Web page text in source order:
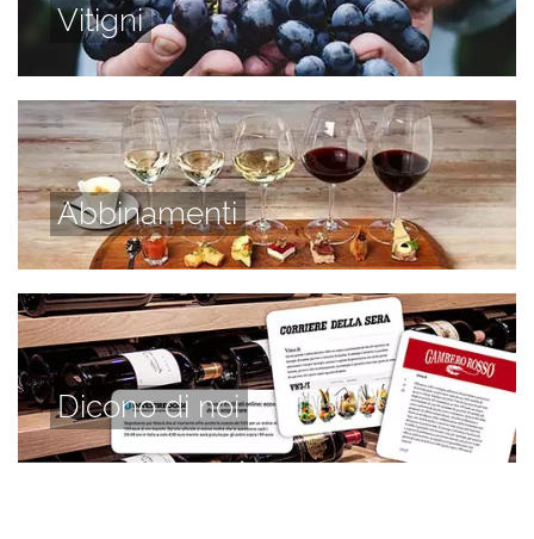
Vitigni
Abbinamenti
Dicono di noi